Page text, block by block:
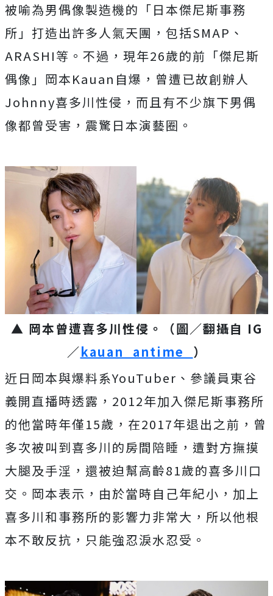
被喻為男偶像製造機的「日本傑尼斯事務
所」打造出許多人氣天團，包括SMAP、
ARASHI等。不過，現年26歲的前「傑尼斯
偶像」岡本Kauan自爆，曾遭已故創辦人
Johnny喜多川性侵，而且有不少旗下男偶
像都曾受害，震驚日本演藝圈。
▲ 岡本曾遭喜多川性侵。（圖／翻攝自 IG
／kauan_antime_ ）
近日岡本與爆料系YouTuber、參議員東谷
義開直播時透露，2012年加入傑尼斯事務所
的他當時年僅15歲，在2017年退出之前，曾
多次被叫到喜多川的房間陪睡，遭對方撫摸
大腿及手淫，還被迫幫高齡81歲的喜多川口
交。岡本表示，由於當時自己年紀小，加上
喜多川和事務所的影響力非常大，所以他根
本不敢反抗，只能強忍淚水忍受。